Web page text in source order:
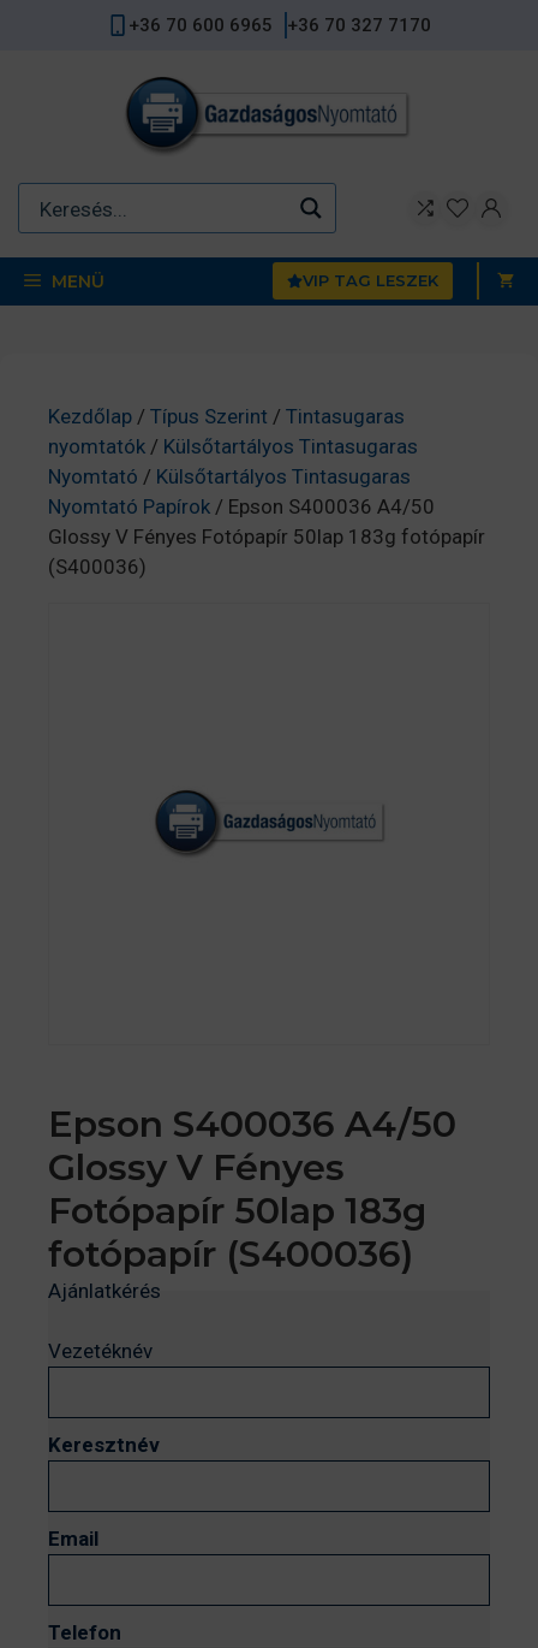
+36 70 600 6965 +36 70 327 7170
MENÜ VIP TAG LESZEK
Kezdőlap / Típus Szerint / Tintasugaras
nyomtatók / Külsőtartályos Tintasugaras
Nyomtató / Külsőtartályos Tintasugaras
Nyomtató Papírok / Epson S400036 A4/50
Glossy V Fényes Fotópapír 50lap 183g fotópapír
(S400036)
Epson S400036 A4/50
Glossy V Fényes
Fotópapír 50lap 183g
fotópapír (S400036)
Ajánlatkérés
Vezetéknév
Keresztnév
Email
Telefon